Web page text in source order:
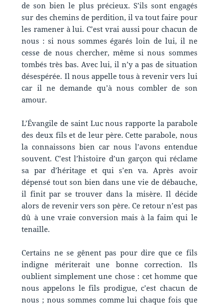
de son bien le plus précieux. S’ils sont engagés
sur des chemins de perdition, il va tout faire pour
les ramener à lui. C’est vrai aussi pour chacun de
nous : si nous sommes égarés loin de lui, il ne
cesse de nous chercher, même si nous sommes
tombés très bas. Avec lui, il n’y a pas de situation
désespérée. Il nous appelle tous à revenir vers lui
car il ne demande qu’à nous combler de son
amour.
L’Évangile de saint Luc nous rapporte la parabole
des deux fils et de leur père. Cette parabole, nous
la connaissons bien car nous l’avons entendue
souvent. C’est l’histoire d’un garçon qui réclame
sa par d’héritage et qui s’en va. Après avoir
dépensé tout son bien dans une vie de débauche,
il finit par se trouver dans la misère. Il décide
alors de revenir vers son père. Ce retour n’est pas
dû à une vraie conversion mais à la faim qui le
tenaille.
Certains ne se gênent pas pour dire que ce fils
indigne mériterait une bonne correction. Ils
oublient simplement une chose : cet homme que
nous appelons le fils prodigue, c’est chacun de
nous ; nous sommes comme lui chaque fois que